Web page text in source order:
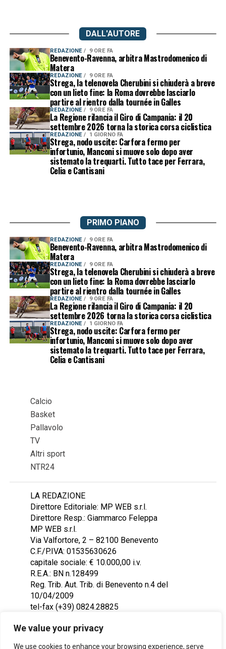
We value your privacy
We use cookies to enhance your browsing experience, serve
DALL'AUTORE
REDAZIONE 9 ORE FA
Benevento-Ravenna, arbitra Mastrodomenico di
Matera
REDAZIONE 9 ORE FA
Strega, la telenovela Cherubini si chiuderà a breve
con un lieto fine: la Roma dovrebbe lasciarlo
partire al rientro dalla tournée in Galles
REDAZIONE 9 ORE FA
La Regione rilancia il Giro di Campania: il 20
settembre 2026 torna la storica corsa ciclistica
REDAZIONE 1 GIORNO FA
Strega, nodo uscite: Carfora fermo per
infortunio, Manconi si muove solo dopo aver
sistemato la trequarti. Tutto tace per Ferrara,
Celia e Cantisani
PRIMO PIANO
REDAZIONE 9 ORE FA
Benevento-Ravenna, arbitra Mastrodomenico di
Matera
REDAZIONE 9 ORE FA
Strega, la telenovela Cherubini si chiuderà a breve
con un lieto fine: la Roma dovrebbe lasciarlo
partire al rientro dalla tournée in Galles
REDAZIONE 9 ORE FA
La Regione rilancia il Giro di Campania: il 20
settembre 2026 torna la storica corsa ciclistica
REDAZIONE 1 GIORNO FA
Strega, nodo uscite: Carfora fermo per
infortunio, Manconi si muove solo dopo aver
sistemato la trequarti. Tutto tace per Ferrara,
Celia e Cantisani
Calcio
Basket
Pallavolo
TV
Altri sport
NTR24
LA REDAZIONE
Direttore Editoriale: MP WEB s.r.l.
Direttore Resp.: Giammarco Feleppa
MP WEB s.r.l.
Via Valfortore, 2 – 82100 Benevento
C.F./P.IVA: 01535630626
capitale sociale: € 10.000,00 i.v.
R.E.A.: BN n.128499
Reg. Trib. Aut. Trib. di Benevento n.4 del
10/04/2009
tel-fax (+39) 0824.28825